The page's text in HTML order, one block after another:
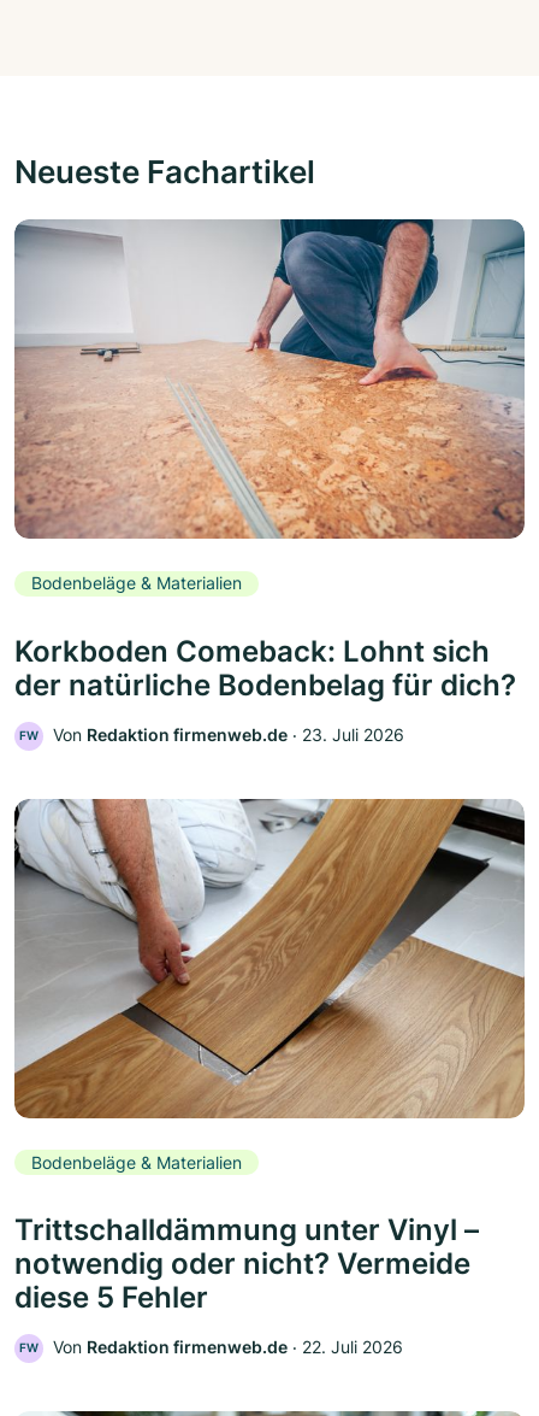
Neueste Fachartikel
Bodenbeläge & Materialien
Korkboden Comeback: Lohnt sich
der natürliche Bodenbelag für dich?
FW Von Redaktion firmenweb.de ‧ 23. Juli 2026
Bodenbeläge & Materialien
Trittschalldämmung unter Vinyl –
notwendig oder nicht? Vermeide
diese 5 Fehler
FW Von Redaktion firmenweb.de ‧ 22. Juli 2026